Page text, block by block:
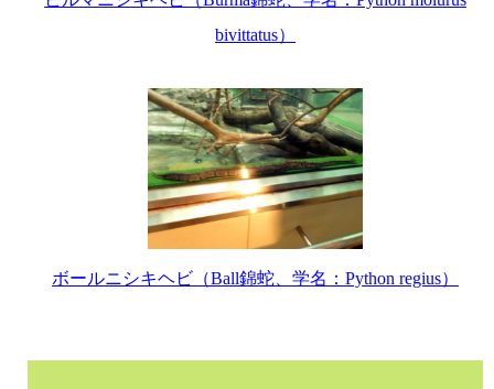
bivittatus）
ボールニシキヘビ（Ball錦蛇、学名：Python regius）